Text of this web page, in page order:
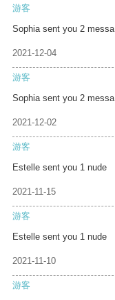
游客
Sophia sent you 2 messa
2021-12-04
游客
Sophia sent you 2 messa
2021-12-02
游客
Estelle sent you 1 nude
2021-11-15
游客
Estelle sent you 1 nude
2021-11-10
游客